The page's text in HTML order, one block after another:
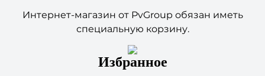
специальную корзину.
Избранное
В интернет-магазине от PvGroup имеется в